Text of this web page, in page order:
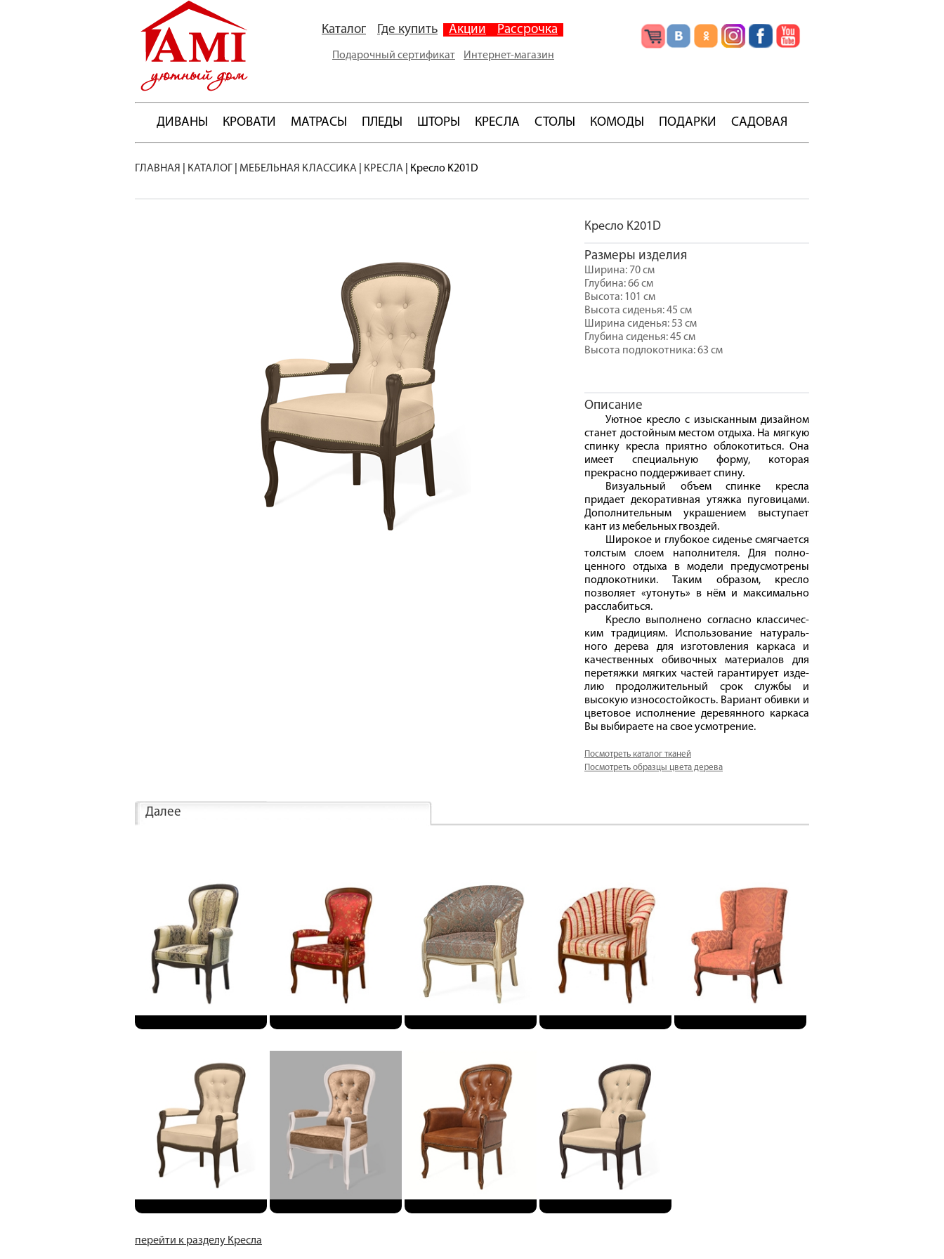
Каталог Где купить Акции Рассрочка
Подарочный сертификат Интернет-магазин
ДИВАНЫ КРОВАТИ МАТРАСЫ ПЛЕДЫ ШТОРЫ КРЕСЛА СТОЛЫ КОМОДЫ ПОДАРКИ САДОВАЯ
ГЛАВНАЯ КАТАЛОГ МЕБЕЛЬНАЯ КЛАССИКА КРЕСЛА Кресло K201D
Кресло K201D
Размеры изделия
Ширина: 70 см
Глубина: 66 см
Высота: 101 см
Высота сиденья: 45 см
Ширина сиденья: 53 см
Глубина сиденья: 45 см
Высота подлокотника: 63 см
Описание
Уютное кресло с изысканным дизайном
станет достойным местом отдыха. На мягкую
спинку кресла приятно облокотиться. Она
имеет специальную форму, которая
прекрасно поддерживает спину.
Визуальный объем спинке кресла
придает декоративная утяжка пуговицами.
Дополнительным украшением выступает
кант из мебельных гвоздей.
Широкое и глубокое сиденье смягчается
толстым слоем наполнителя. Для полно-
ценного отдыха в модели предусмотрены
подлокотники. Таким образом, кресло
позволяет «утонуть» в нём и максимально
расслабиться.
Кресло выполнено согласно классичес-
ким традициям. Использование натураль-
ного дерева для изготовления каркаса и
качественных обивочных материалов для
перетяжки мягких частей гарантирует изде-
лию продолжительный срок службы и
высокую износостойкость. Вариант обивки и
цветовое исполнение деревянного каркаса
Вы выбираете на свое усмотрение.
Посмотреть каталог тканей
Посмотреть образцы цвета дерева
Далее
перейти к разделу Кресла